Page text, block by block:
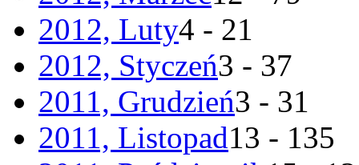
2012, Luty4 - 21
2012, Styczeń3 - 37
2011, Grudzień3 - 31
2011, Listopad13 - 135